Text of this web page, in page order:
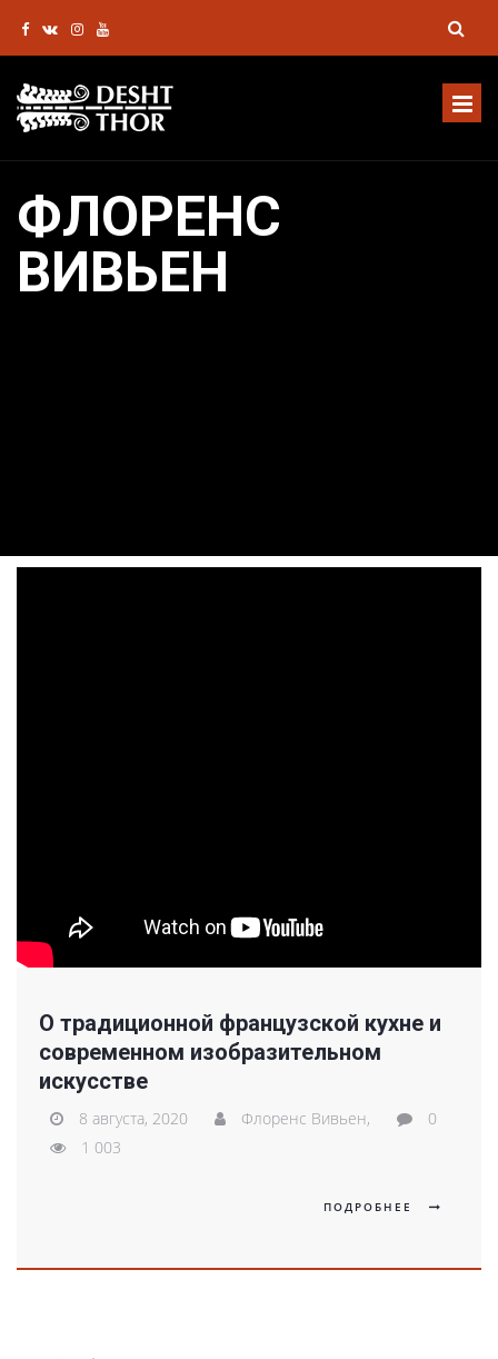
ФЛОРЕНС
ВИВЬЕН
О традиционной французской кухне и
современном изобразительном
искусстве
8 августа, 2020 Флоренс Вивьен,
0
1 003
ПОДРОБНЕЕ